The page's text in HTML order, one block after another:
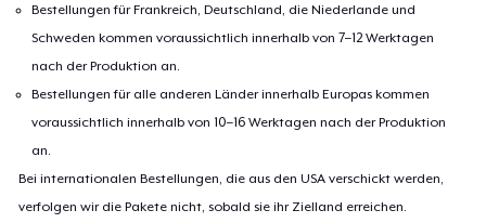
Bestellungen für Frankreich, Deutschland, die Niederlande und
Schweden kommen voraussichtlich innerhalb von 7–12 Werktagen
nach der Produktion an.
Bestellungen für alle anderen Länder innerhalb Europas kommen
voraussichtlich innerhalb von 10–16 Werktagen nach der Produktion
an.
Bei internationalen Bestellungen, die aus den USA verschickt werden,
verfolgen wir die Pakete nicht, sobald sie ihr Zielland erreichen.